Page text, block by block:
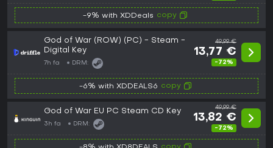
-9% with XDDeals copy
God of War (ROW) (PC) - Steam -
Digital Key
7h fa DRM:
49,99 €
13,77 €
-72%
-6% with XDDEALS6 copy
God of War EU PC Steam CD Key
3h fa DRM:
49,99 €
13,82 €
-72%